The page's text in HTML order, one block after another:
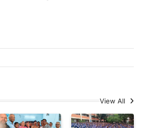
View All